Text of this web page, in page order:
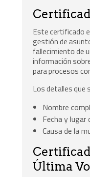
Este certificado
gestión de
fallecimiento de
información
para procesos
Los detalles que
Nombre
Fecha y lugar
Causa de la
Última